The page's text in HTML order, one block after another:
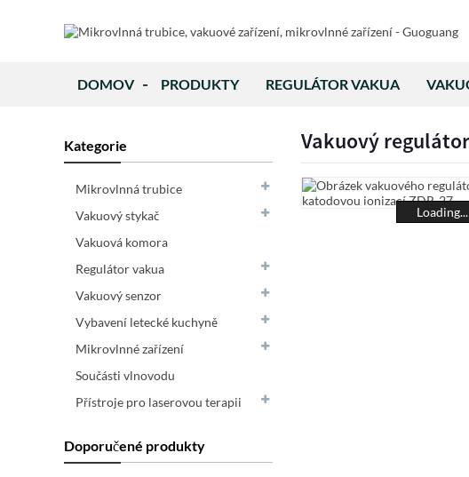
DOMOV PRODUKTY REGULÁTOR VAKUA
Kategorie
Mikrovlnná trubice
Vakuový stykač
Vakuová komora
Regulátor vakua
Vakuový senzor
Vybavení letecké kuchyně
Mikrovlnné zařízení
Součásti vlnovodu
Přístroje pro laserovou terapii
Doporučené produkty
Vakuový
Loading...